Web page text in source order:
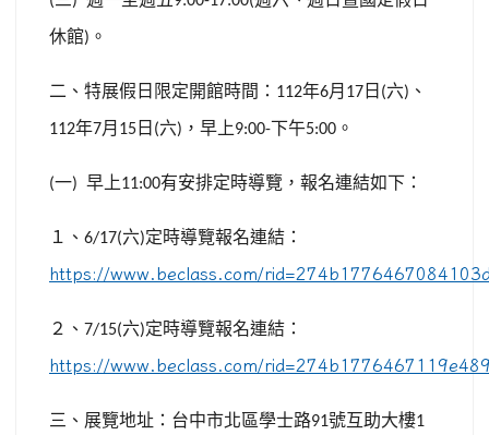
休館) 。
二、特展假日限定開館時間： 112年6月 17 日 (六) 、
112年7月 15 日 (六) ，早上9:00-下午5:00 。
(一) 早上11:00有安排定時導覽，報名連結如下：
１、 6/17(六)定時導覽報名連結：
https://www.beclass.com/
２、 7/15(六)定時導覽報名連結：
https://www.beclass.com/
三、展覽地址：台中市北區學士路91號互助大樓1